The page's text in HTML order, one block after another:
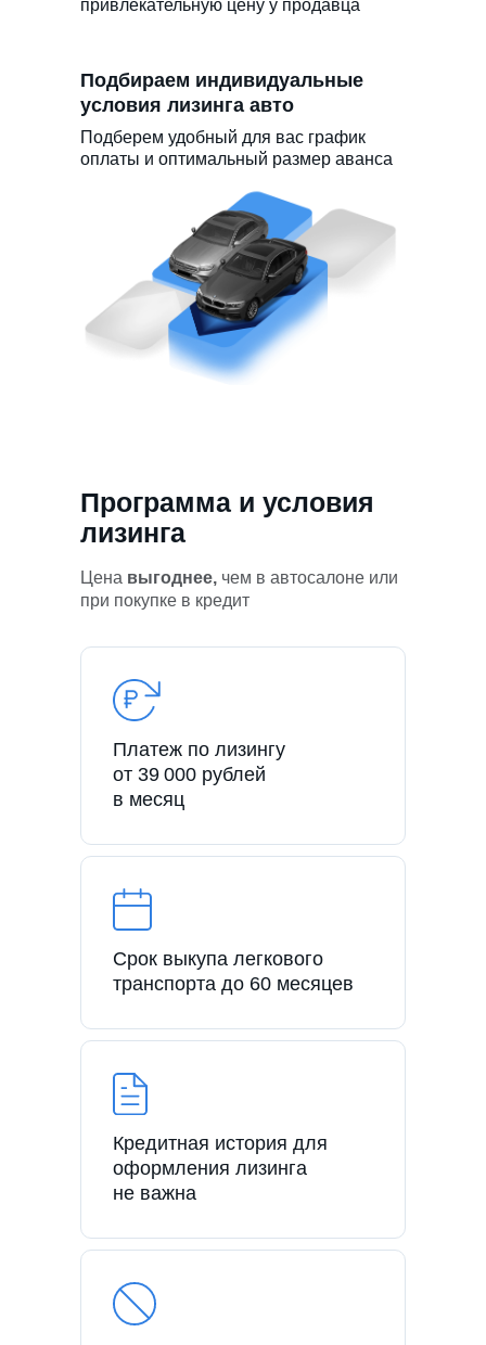
Подбираем индивидуальные
условия лизинга авто
Подберем удобный для вас график
оплаты и оптимальный размер аванса
привлекательную цену у продавца
Программа и условия
лизинга
Цена выгоднее, чем в автосалоне или
при покупке в кредит
Платеж по лизингу
от 39 000 рублей
в месяц
Срок выкупа легкового
транспорта до 60 месяцев
Кредитная история для
оформления лизинга
не важна